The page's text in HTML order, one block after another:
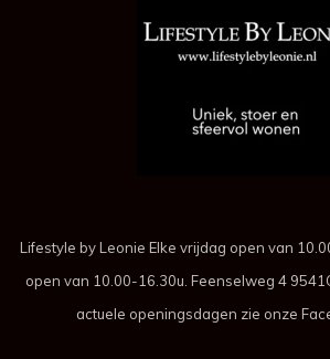
Lifestyle by Leonie Elke vrijdag open van
open van 10.00-16.30u. Feenselweg 4
actuele openingsdagen zie onze